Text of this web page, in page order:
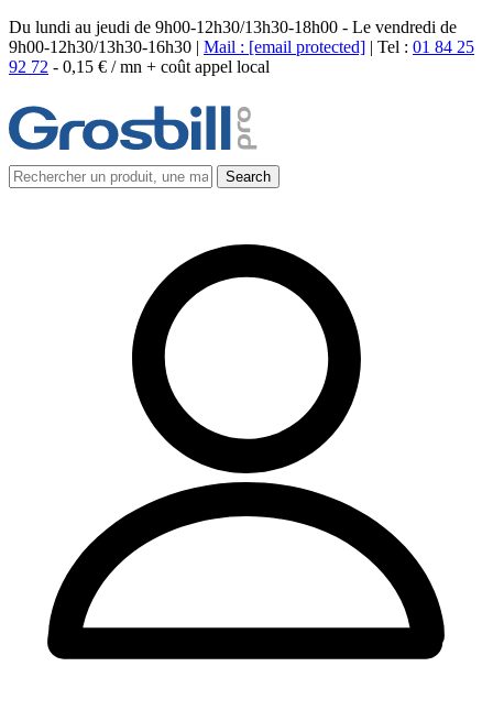
Du lundi au jeudi de 9h00-12h30/13h30-18h00 - Le vendredi de
9h00-12h30/13h30-16h30 | Mail : [email protected] | Tel : 01 84 25
92 72 - 0,15 € / mn + coût appel local